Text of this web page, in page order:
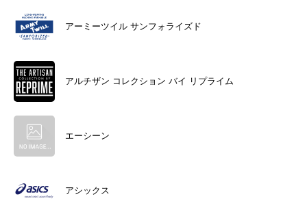
アーミーツイル サンフォライズド
アルチザン コレクション バイ リプライム
エーシーン
アシックス